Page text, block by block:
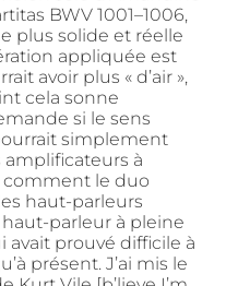
BWV 1001–1006,
plus solide et réelle
appliquée est
avoir plus « d’air »,
cela sonne
si le sens
simplement
à
comment le duo
haut-parleurs
haut-parleur à pleine
prouvé difficile à
présent. J’ai mis le